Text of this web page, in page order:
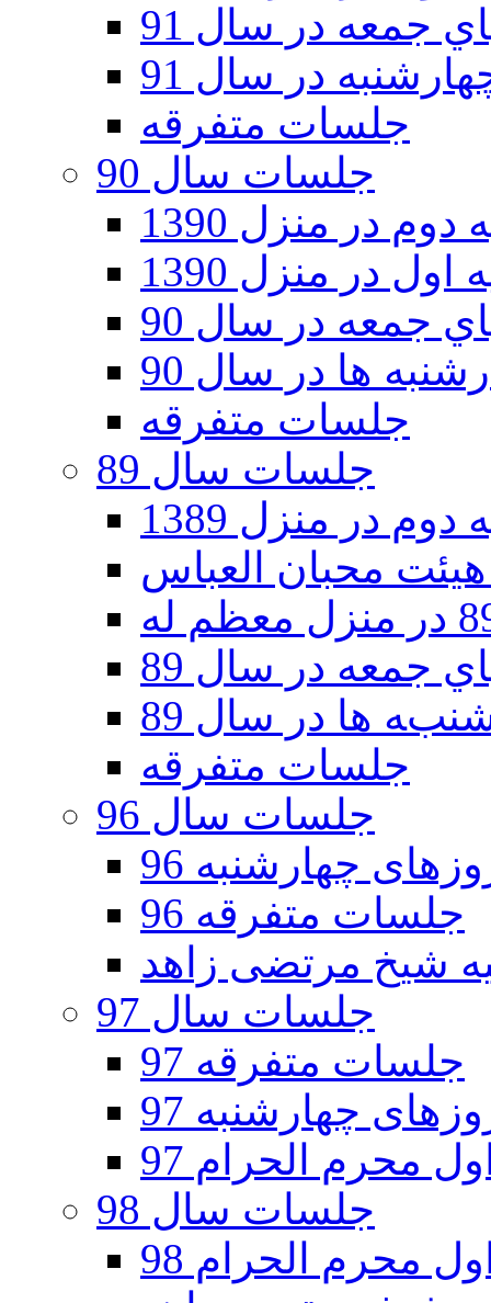
جمعه در سال 91
در سال 91
جلسات متفرقه
جلسات سال 90
در منزل 1390
در منزل 1390
جمعه در سال 90
ها در سال 90
جلسات متفرقه
جلسات سال 89
در منزل 1389
جمعه در سال 89
ها در سال 89
جلسات متفرقه
جلسات سال 96
چهارشنبه 96
جلسات متفرقه 96
جلسات سال 97
جلسات متفرقه 97
چهارشنبه 97
محرم الحرام 97
جلسات سال 98
محرم الحرام 98